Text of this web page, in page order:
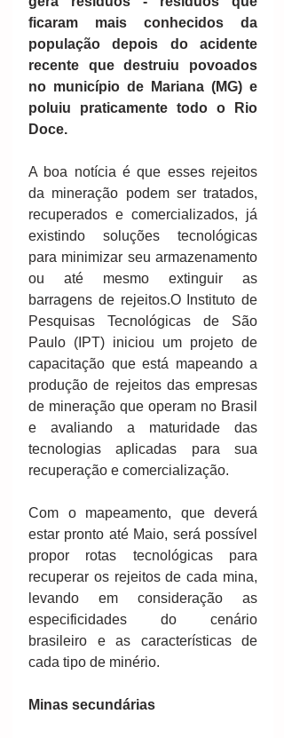
ficaram mais conhecidos da
população depois do acidente
recente que destruiu povoados
no município de Mariana (MG) e
poluiu praticamente todo o Rio
Doce.
A boa notícia é que esses rejeitos
da mineração podem ser tratados,
recuperados e comercializados, já
existindo soluções tecnológicas
para minimizar seu armazenamento
ou até mesmo extinguir as
barragens de rejeitos.O Instituto de
Pesquisas Tecnológicas de São
Paulo (IPT) iniciou um projeto de
capacitação que está mapeando a
produção de rejeitos das empresas
de mineração que operam no Brasil
e avaliando a maturidade das
tecnologias aplicadas para sua
recuperação e comercialização.
Com o mapeamento, que deverá
estar pronto até Maio, será possível
propor rotas tecnológicas para
recuperar os rejeitos de cada mina,
levando em consideração as
especificidades do cenário
brasileiro e as características de
cada tipo de minério.
Minas secundárias